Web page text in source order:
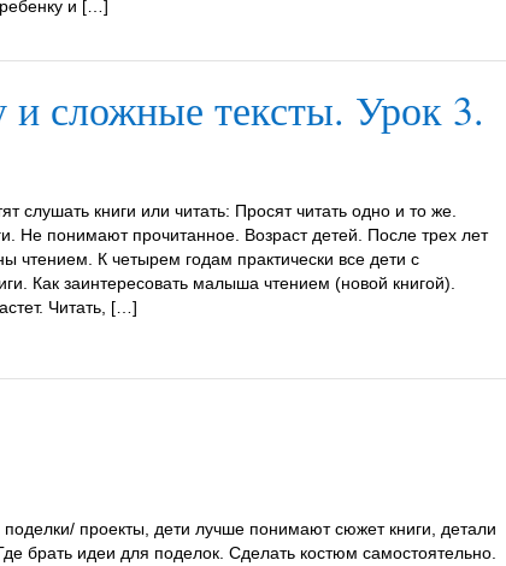
и […]
и сложные тексты. Урок 3.
слушать книги или читать: Просят читать одно и то же.
Не понимают прочитанное. Возраст детей. После трех лет
чтением. К четырем годам практически все дети с
Как заинтересовать малыша чтением (новой книгой).
Читать, […]
проекты, дети лучше понимают сюжет книги, детали
брать идеи для поделок. Сделать костюм самостоятельно.